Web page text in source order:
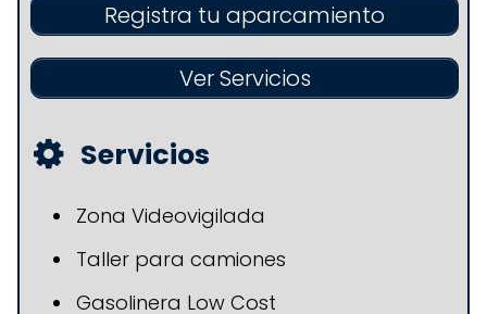
Registra tu aparcamiento
Ver Servicios
Servicios
Zona Videovigilada
Taller para camiones
Gasolinera Low Cost